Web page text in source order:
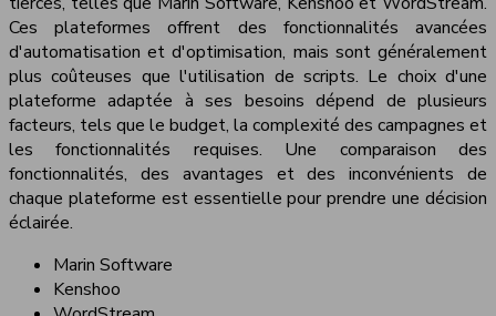
Ces plateformes offrent des fonctionnalités avancées
d'automatisation et d'optimisation, mais sont généralement
plus coûteuses que l'utilisation de scripts. Le choix d'une
plateforme adaptée à ses besoins dépend de plusieurs
facteurs, tels que le budget, la complexité des campagnes et
les fonctionnalités requises. Une comparaison des
fonctionnalités, des avantages et des inconvénients de
chaque plateforme est essentielle pour prendre une décision
éclairée.
Marin Software
Kenshoo